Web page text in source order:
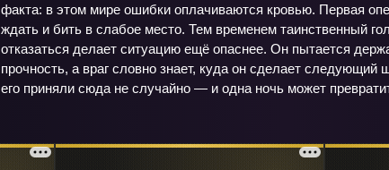
факта: в этом мире ошибки оплачиваются кровью. Первая
ждать и бить в слабое место. Тем временем таинственный
отказаться делает ситуацию ещё опаснее. Он пытается
прочность, а враг словно знает, куда он сделает
его приняли сюда не случайно — и одна ночь может